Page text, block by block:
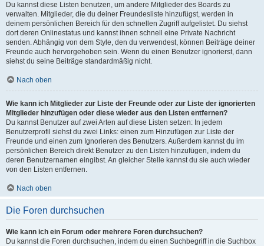
Du kannst diese Listen benutzen, um andere Mitglieder des Boards zu
verwalten. Mitglieder, die du deiner Freundesliste hinzufügst, werden in
deinem persönlichen Bereich für den schnellen Zugriff aufgelistet. Du siehst
dort deren Onlinestatus und kannst ihnen schnell eine Private Nachricht
senden. Abhängig von dem Style, den du verwendest, können Beiträge deiner
Freunde auch hervorgehoben sein. Wenn du einen Benutzer ignorierst, dann
siehst du seine Beiträge standardmäßig nicht.
Nach oben
Wie kann ich Mitglieder zur Liste der Freunde oder zur Liste der ignorierten
Mitglieder hinzufügen oder diese wieder aus den Listen entfernen?
Du kannst Benutzer auf zwei Arten auf diese Listen setzen: In jedem
Benutzerprofil siehst du zwei Links: einen zum Hinzufügen zur Liste der
Freunde und einen zum Ignorieren des Benutzers. Außerdem kannst du im
persönlichen Bereich direkt Benutzer zu den Listen hinzufügen, indem du
deren Benutzernamen eingibst. An gleicher Stelle kannst du sie auch wieder
von den Listen entfernen.
Nach oben
Die Foren durchsuchen
Wie kann ich ein Forum oder mehrere Foren durchsuchen?
Du kannst die Foren durchsuchen, indem du einen Suchbegriff in die Suchbox